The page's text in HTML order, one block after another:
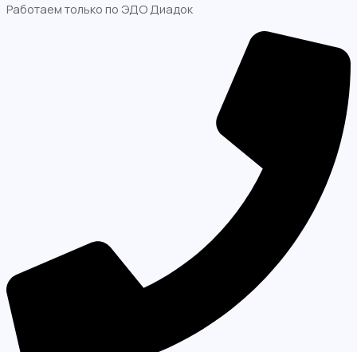
Работаем только по ЭДО Диадок